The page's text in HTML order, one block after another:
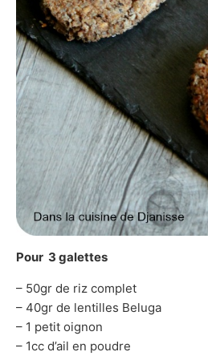
Pour 3 galettes
– 50gr de riz complet
– 40gr de lentilles Beluga
– 1 petit oignon
– 1cc d’ail en poudre